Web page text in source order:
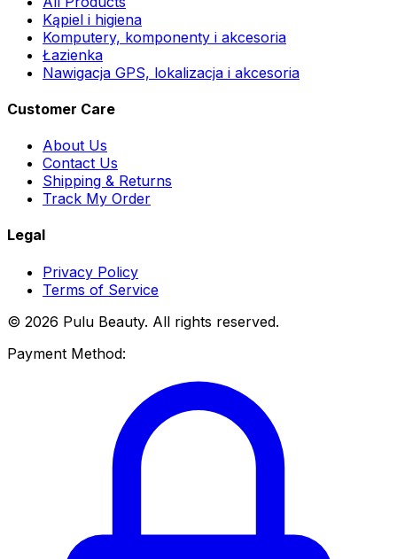
Kąpiel i higiena
Komputery, komponenty i akcesoria
Łazienka
Nawigacja GPS, lokalizacja i akcesoria
Customer Care
About Us
Contact Us
Shipping & Returns
Track My Order
Legal
Privacy Policy
Terms of Service
© 2026 Pulu Beauty. All rights reserved.
Payment Method: